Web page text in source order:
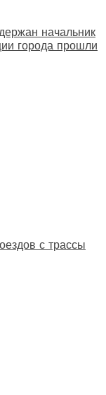
начальник
города прошли
с трассы